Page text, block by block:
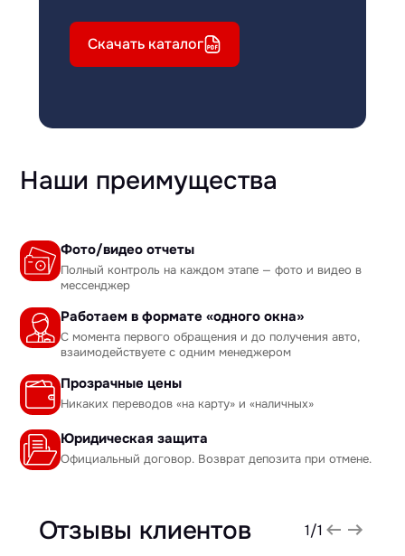
Скачать каталог
Наши преимущества
Фото/видео отчеты
Полный контроль на каждом этапе — фото и видео в
мессенджер
Работаем в формате «одного окна»
С момента первого обращения и до получения авто,
взаимодействуете с одним менеджером
Прозрачные цены
Никаких переводов «на карту» и «наличных»
Юридическая защита
Официальный договор. Возврат депозита при отмене.
Отзывы клиентов 1/1